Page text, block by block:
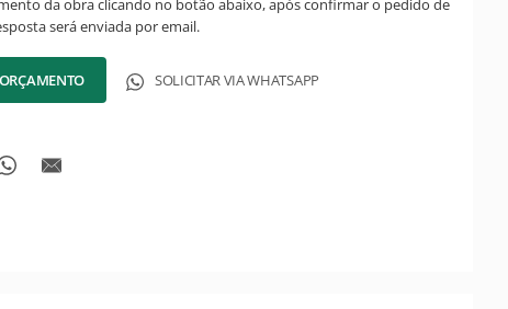
da obra clicando no botão abaixo, após confirmar o pedido de
será enviada por email.
SOLICITAR VIA WHATSAPP